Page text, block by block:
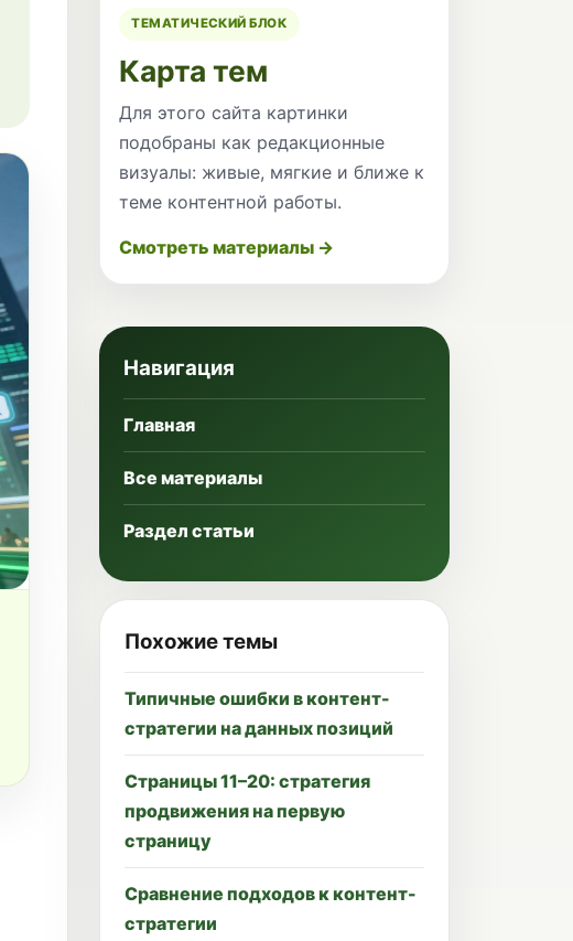
ТЕМАТИЧЕСКИЙ БЛОК
Карта тем
Для этого сайта картинки
подобраны как редакционные
визуалы: живые, мягкие и ближе к
теме контентной работы.
Смотреть материалы →
Навигация
Главная
Все материалы
Раздел статьи
Похожие темы
Типичные ошибки в контент-
стратегии на данных позиций
Страницы 11–20: стратегия
продвижения на первую
страницу
Сравнение подходов к контент-
стратегии